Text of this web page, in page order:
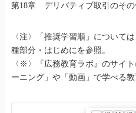
第18章 デリバティブ取引のその
〈注〉「推奨学習順」につい
種部分・はじめにを参照。
〈※〉『広務教育ラボ』のサイ
ーニング」や「動画」で学べる